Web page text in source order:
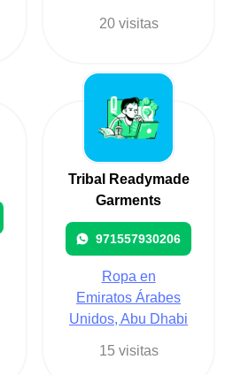
20 visitas
Tribal Readymade
Garments
971557930206
Ropa en
Emiratos Árabes
Unidos, Abu Dhabi
15 visitas